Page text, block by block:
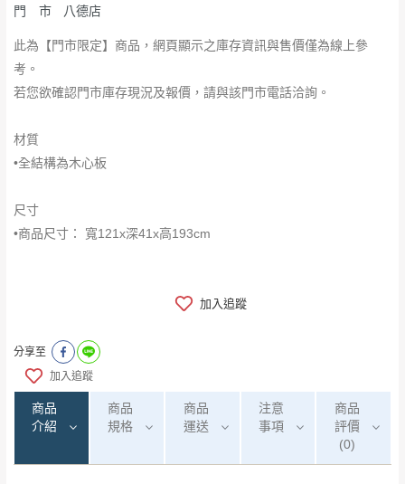
門 市 八德店
此為【門市限定】商品，網頁顯示之庫存資訊與售價僅為線上參
考。
若您欲確認門市庫存現況及報價，請與該門市電話洽詢。
材質
•全結構為木心板
尺寸
•商品尺寸： 寬121x深41x高193cm
加入追蹤
分享至
加入追蹤
商品
介紹
商品
規格
商品
運送
注意
事項
商品
評價
(0)